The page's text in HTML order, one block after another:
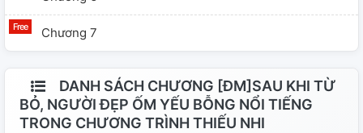
Chương 7
DANH SÁCH CHƯƠNG [ĐM]SAU KHI TỪ
BỎ, NGƯỜI ĐẸP ỐM YẾU BỖNG NỔI TIẾNG
TRONG CHƯƠNG TRÌNH THIẾU NHI